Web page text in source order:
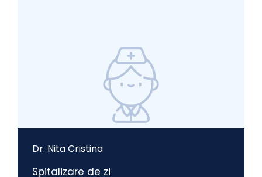
Dr. Nita Cristina
Spitalizare de zi